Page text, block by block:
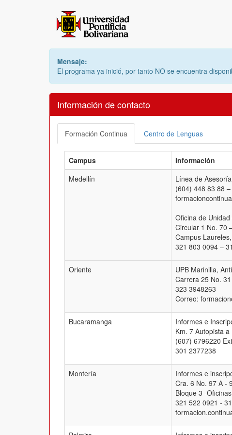
Mensaje:
El programa ya inició, por tanto NO se encuentra
Información de contacto
Formación Continua Centro de Lenguas
Campus
Información
Medellín
Línea de
(604) 448 83 88
Oficina de
Circular 1 No. 70
Campus
321 803 0094 –
Oriente
UPB Marinilla,
Carrera 25 No.
323 3948263
Correo:
Bucaramanga
Informes e
Km. 7 Autopista
(607) 6796220
301 2377238
Montería
Informes e
Cra. 6 No. 97 A -
Bloque 3 -
321 522 0921 -